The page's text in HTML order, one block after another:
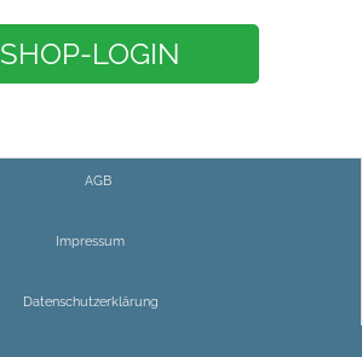
SHOP-LOGIN
AGB
Impressum
Datenschutzerklärung